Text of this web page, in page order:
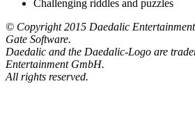
Challenging riddles and puzzles
© Copyright 2015 Daedalic
Gate Software.
Daedalic and the Daedalic-Logo are
Entertainment GmbH.
All rights reserved.